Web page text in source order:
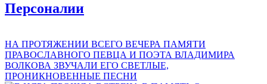
Персоналии
НА ПРОТЯЖЕНИИ ВСЕГО ВЕЧЕРА ПАМЯТИ
ПРАВОСЛАВНОГО ПЕВЦА И ПОЭТА ВЛАДИМИРА
ВОЛКОВА ЗВУЧАЛИ ЕГО СВЕТЛЫЕ,
ПРОНИКНОВЕННЫЕ ПЕСНИ